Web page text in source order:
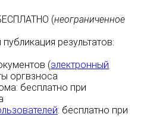
(неограниченное
результатов:
(электронный
оргвзноса
бесплатно при
: бесплатно при